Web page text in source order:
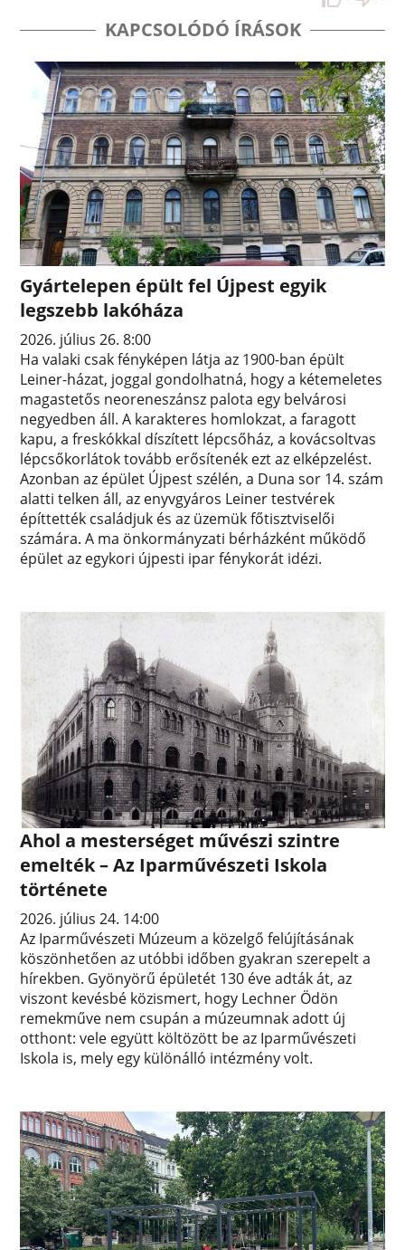
KAPCSOLÓDÓ ÍRÁSOK
Gyártelepen épült fel Újpest egyik
legszebb lakóháza
2026. július 26. 8:00
Ha valaki csak fényképen látja az 1900-ban épült
Leiner-házat, joggal gondolhatná, hogy a kétemeletes
magastetős neoreneszánsz palota egy belvárosi
negyedben áll. A karakteres homlokzat, a faragott
kapu, a freskókkal díszített lépcsőház, a kovácsoltvas
lépcsőkorlátok tovább erősítenék ezt az elképzelést.
Azonban az épület Újpest szélén, a Duna sor 14. szám
alatti telken áll, az enyvgyáros Leiner testvérek
építtették családjuk és az üzemük főtisztviselői
számára. A ma önkormányzati bérházként működő
épület az egykori újpesti ipar fénykorát idézi.
Ahol a mesterséget művészi szintre
emelték – Az Iparművészeti Iskola
története
2026. július 24. 14:00
Az Iparművészeti Múzeum a közelgő felújításának
köszönhetően az utóbbi időben gyakran szerepelt a
hírekben. Gyönyörű épületét 130 éve adták át, az
viszont kevésbé közismert, hogy Lechner Ödön
remekműve nem csupán a múzeumnak adott új
otthont: vele együtt költözött be az Iparművészeti
Iskola is, mely egy különálló intézmény volt.